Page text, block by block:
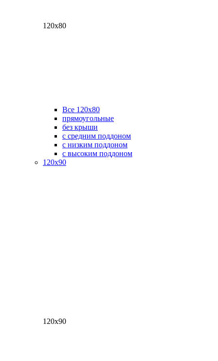
120х80
Все 120х80
прямоугольные
без крыши
с средним поддоном
с низким поддоном
с высоким поддоном
120х90
120х90